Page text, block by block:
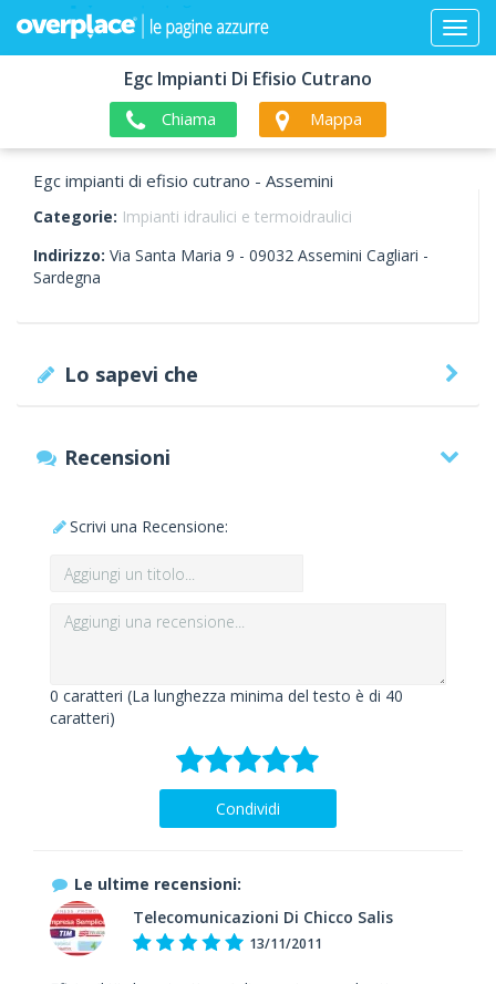
Egc Impianti Di Efisio Cutrano
Chiama Mappa
Egc impianti di efisio cutrano - Assemini
Categorie: Impianti idraulici e termoidraulici
Indirizzo: Via Santa Maria 9 - 09032 Assemini Cagliari -
Sardegna
Lo sapevi che
Recensioni
Scrivi una Recensione:
0 caratteri (La lunghezza minima del testo è di 40
caratteri)
Condividi
Le ultime recensioni:
Telecomunicazioni Di Chicco Salis
13/11/2011